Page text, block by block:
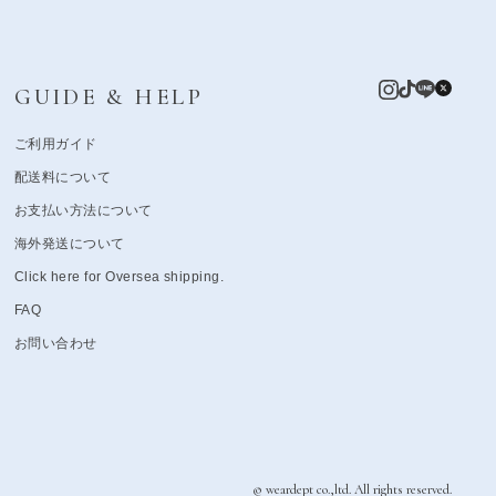
GUIDE & HELP
ご利用ガイド
配送料について
お支払い方法について
海外発送について
Click here for Oversea shipping.
FAQ
お問い合わせ
© weardept co.,ltd. All rights reserved.